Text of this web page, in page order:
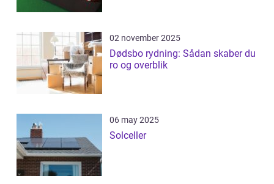
02 november 2025
Dødsbo rydning: Sådan skaber du
ro og overblik
06 may 2025
Solceller